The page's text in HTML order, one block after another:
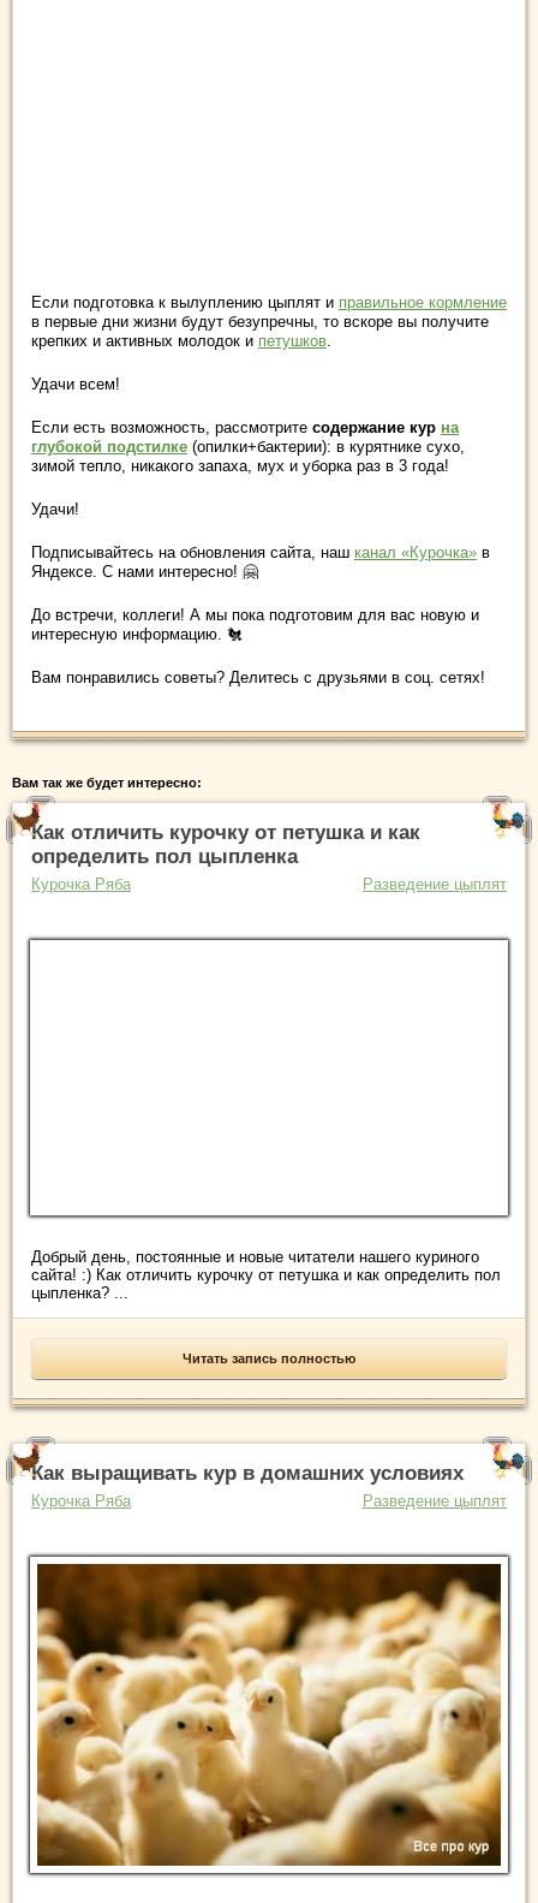
Если подготовка к вылуплению цыплят и правильное кормление
в первые дни жизни будут безупречны, то вскоре вы получите
крепких и активных молодок и петушков
Удачи всем!
Если есть возможность, рассмотрите содержание кур на
глубокой подстилке (опилки+бактерии): в курятнике сухо,
зимой тепло, никакого запаха, мух и уборка раз в 3 года!
Удачи!
Подписывайтесь на обновления сайта, наш канал «Курочка» в
Яндексе. С нами интересно! 🤗
До встречи, коллеги! А мы пока подготовим для вас новую и
интересную информацию. 🐔
Вам понравились советы? Делитесь с друзьями в соц. сетях!
Вам так же будет интересно:
Как отличить курочку от петушка и как
определить пол цыпленка
Курочка Ряба Разведение цыплят
Добрый день, постоянные и новые читатели нашего куриного
сайта! :) Как отличить курочку от петушка и как определить пол
цыпленка? ...
Читать запись полностью
Как выращивать кур в домашних условиях
Курочка Ряба Разведение цыплят